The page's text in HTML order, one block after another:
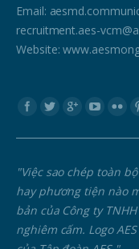
Email:
recruitment.aes-
Website:
Find us on:
"Việc sao chép toàn
hay phương tiện nào
bản của Công ty
nghiêm cấm. Logo